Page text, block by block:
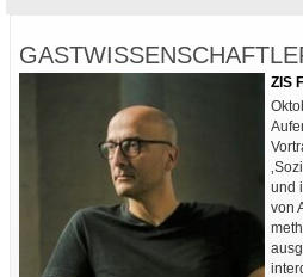
ZIS
und
von